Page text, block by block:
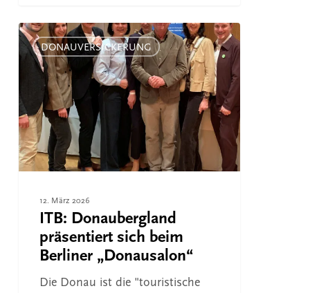
ITB:
Donaubergland
präsentiert
beim
Berliner
„Donausalon“
DONAUVERSICKERUNG
12. März 2026
ITB: Donaubergland
präsentiert sich beim
Berliner „Donausalon“
Die Donau ist die "touristische